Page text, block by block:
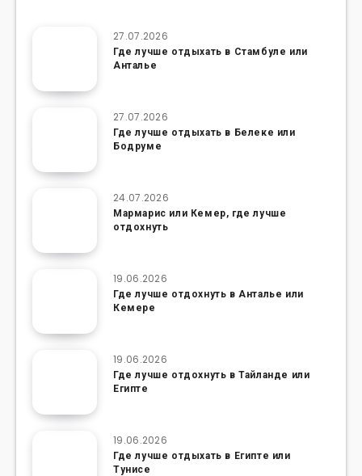
27.07.2026
Где лучше отдыхать в Стамбуле или
Анталье
27.07.2026
Где лучше отдыхать в Белеке или
Бодруме
24.07.2026
Мармарис или Кемер, где лучше
отдохнуть
19.06.2026
Где лучше отдохнуть в Анталье или
Кемере
19.06.2026
Где лучше отдохнуть в Тайланде или
Египте
19.06.2026
Где лучше отдыхать в Египте или
Тунисе